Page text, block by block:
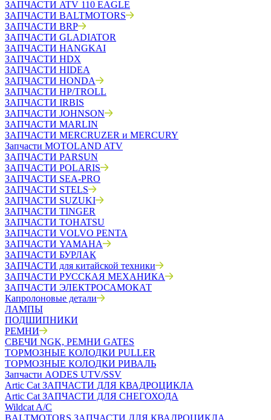
ЗАПЧАСТИ ATV 110 EAGLE
ЗАПЧАСТИ BALTMOTORS
ЗАПЧАСТИ BRP
ЗАПЧАСТИ GLADIATOR
ЗАПЧАСТИ HANGKAI
ЗАПЧАСТИ HDX
ЗАПЧАСТИ HIDEA
ЗАПЧАСТИ HONDA
ЗАПЧАСТИ HP/TROLL
ЗАПЧАСТИ IRBIS
ЗАПЧАСТИ JOHNSON
ЗАПЧАСТИ MARLIN
ЗАПЧАСТИ MERCRUZER и MERCURY
Запчасти MOTOLAND ATV
ЗАПЧАСТИ PARSUN
ЗАПЧАСТИ POLARIS
ЗАПЧАСТИ SEA-PRO
ЗАПЧАСТИ STELS
ЗАПЧАСТИ SUZUKI
ЗАПЧАСТИ TINGER
ЗАПЧАСТИ TOHATSU
ЗАПЧАСТИ VOLVO PENTA
ЗАПЧАСТИ YAMAHA
ЗАПЧАСТИ БУРЛАК
ЗАПЧАСТИ для китайской техники
ЗАПЧАСТИ РУССКАЯ МЕХАНИКА
ЗАПЧАСТИ ЭЛЕКТРОСАМОКАТ
Капролоновые детали
ЛАМПЫ
ПОДШИПНИКИ
РЕМНИ
СВЕЧИ NGK, РЕМНИ GATES
ТОРМОЗНЫЕ КОЛОДКИ PULLER
ТОРМОЗНЫЕ КОЛОДКИ РИВАЛЬ
Запчасти AODES UTV/SSV
Artic Cat ЗАПЧАСТИ ДЛЯ КВАДРОЦИКЛА
Artic Cat ЗАПЧАСТИ ДЛЯ СНЕГОХОДА
Wildcat A/C
BALTMOTORS ЗАПЧАСТИ ДЛЯ КВАДРОЦИКЛА